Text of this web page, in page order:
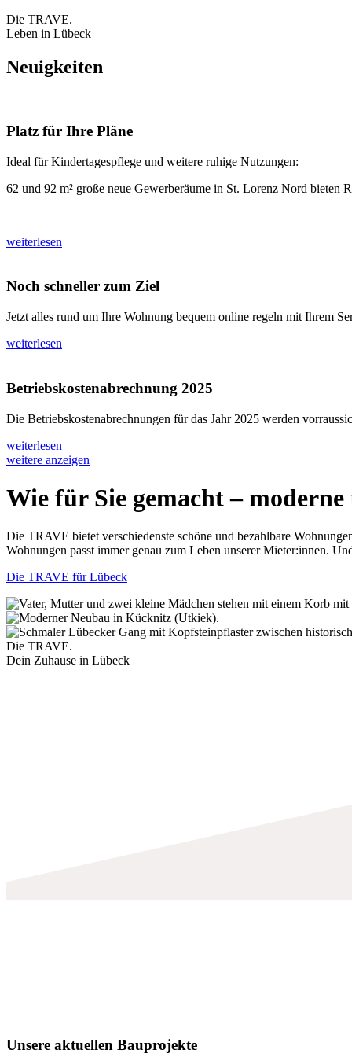
Die TRAVE.
Leben in Lübeck
Neuigkeiten
Platz für Ihre Pläne
Ideal für Kindertagespflege und weitere ruhige Nutzungen:
62 und 92 m² große neue Gewerberäume in St. Lorenz Nord bieten
weiterlesen
Noch schneller zum Ziel
Jetzt alles rund um Ihre Wohnung bequem online regeln mit Ihrem
weiterlesen
Betriebskostenabrechnung 2025
Die Betriebskostenabrechnungen für das Jahr 2025 werden
weiterlesen
weitere anzeigen
Wie für Sie gemacht –
Die TRAVE bietet verschiedenste schöne und bezahlbare
Wohnungen passt immer genau zum Leben unserer Mieter:innen.
Die TRAVE für Lübeck
Die TRAVE.
Dein Zuhause in Lübeck
Unsere aktuellen Bauprojekte